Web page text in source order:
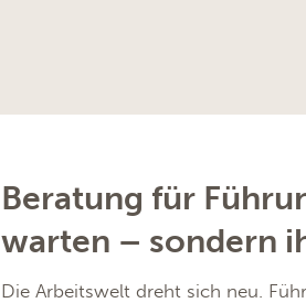
Beratung für
warten – sondern
Die Arbeitswelt dreht sich neu.